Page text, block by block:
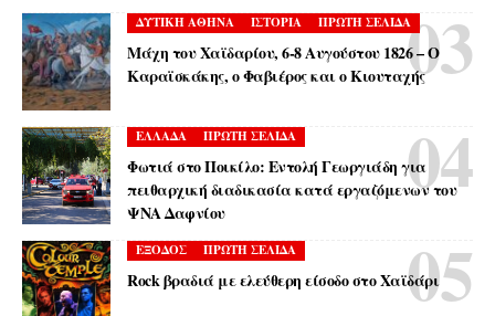
ΔΥΤΙΚΗ ΑΘΗΝΑ ΙΣΤΟΡΙΑ ΠΡΩΤΗ ΣΕΛΙΔΑ
Μάχη του Χαϊδαρίου, 6-8 Αυγούστου 1826 – Ο
Καραϊσκάκης, ο Φαβιέρος και ο Κιουταχής
ΕΛΛΑΔΑ ΠΡΩΤΗ ΣΕΛΙΔΑ
Φωτιά στο Ποικίλο: Εντολή Γεωργιάδη για
πειθαρχική διαδικασία κατά εργαζόμενων του
ΨΝΑ Δαφνίου
ΕΞΟΔΟΣ ΠΡΩΤΗ ΣΕΛΙΔΑ
Rock βραδιά με ελεύθερη είσοδο στο Χαϊδάρι